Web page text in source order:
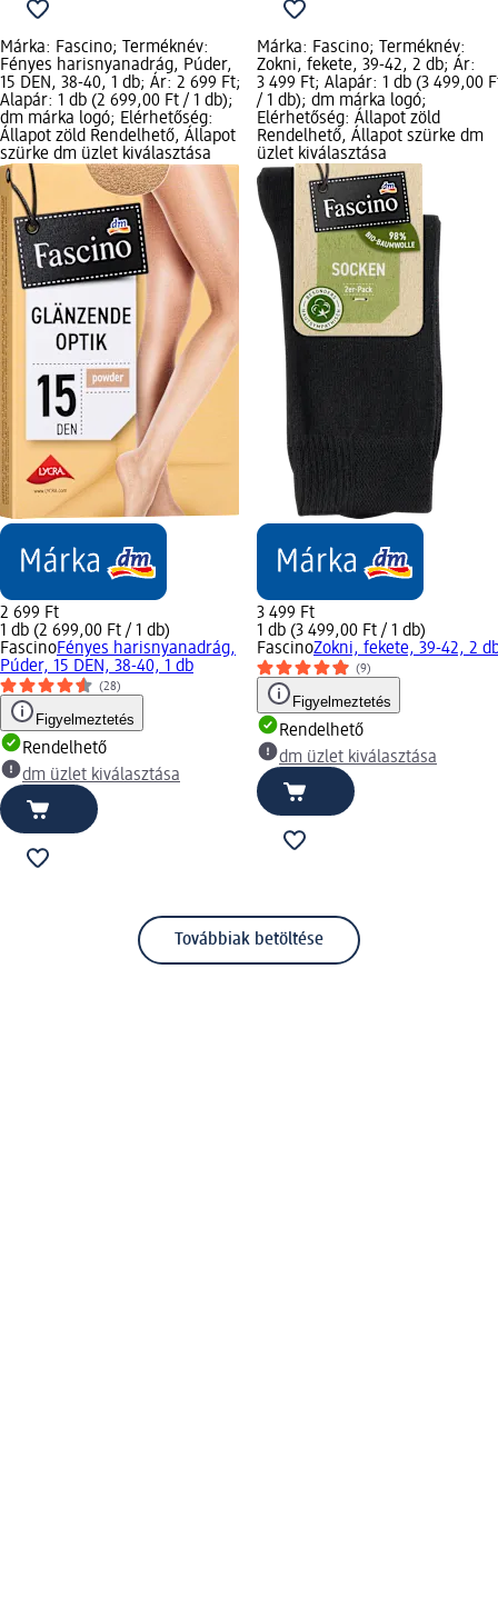
Márka: Fascino; Terméknév:
Fényes harisnyanadrág, Púder,
15 DEN, 38-40, 1 db; Ár: 2 699 Ft;
Alapár: 1 db (2 699,00 Ft / 1 db);
dm márka logó; Elérhetőség:
Állapot zöld Rendelhető, Állapot
szürke dm üzlet kiválasztása
2 699 Ft
1 db (2 699,00 Ft / 1 db)
FascinoFényes harisnyanadrág,
Púder, 15 DEN, 38-40, 1 db
(28)
Figyelmeztetés
Rendelhető
dm üzlet kiválasztása
Márka: Fascino; Terméknév:
Zokni, fekete, 39-42, 2 db; Ár:
3 499 Ft; Alapár: 1 db (3 499,00
/ 1 db); dm márka logó;
Elérhetőség: Állapot zöld
Rendelhető, Állapot szürke dm
üzlet kiválasztása
3 499 Ft
1 db (3 499,00 Ft / 1 db)
FascinoZokni, fekete, 39-42, 2
(9)
Figyelmeztetés
Rendelhető
dm üzlet kiválasztása
Továbbiak betöltése